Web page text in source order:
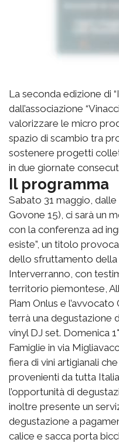
La seconda edizione di
dall’associazione
valorizzare le micro
spazio di scambio tra
sostenere progetti
in due giornate
Il programma
Sabato 31 maggio,
Govone 15), ci sarà un
con la conferenza ad
esiste”, un titolo
dello sfruttamento
Interverranno, con
territorio piemontese,
Piam Onlus e
terrà una degustazione
vinyl DJ set. Domenica
Famiglie in via
fiera di vini artigianali
provenienti da tutta
l’opportunità di
inoltre presente un
degustazione a
calice e sacca porta